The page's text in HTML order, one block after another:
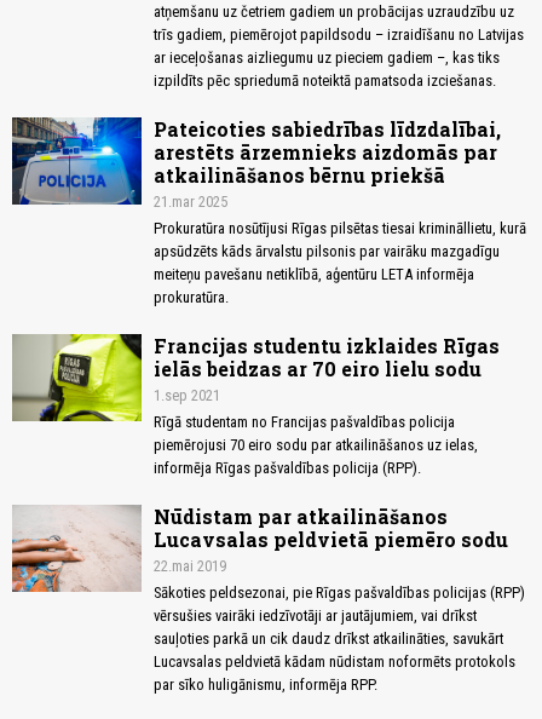
atņemšanu uz četriem gadiem un probācijas uzraudzību uz
trīs gadiem, piemērojot papildsodu – izraidīšanu no Latvijas
ar ieceļošanas aizliegumu uz pieciem gadiem –, kas tiks
izpildīts pēc spriedumā noteiktā pamatsoda izciešanas.
Pateicoties sabiedrības līdzdalībai,
arestēts ārzemnieks aizdomās par
atkailināšanos bērnu priekšā
21.mar 2025
Prokuratūra nosūtījusi Rīgas pilsētas tiesai krimināllietu, kurā
apsūdzēts kāds ārvalstu pilsonis par vairāku mazgadīgu
meiteņu pavešanu netiklībā, aģentūru LETA informēja
prokuratūra.
Francijas studentu izklaides Rīgas
ielās beidzas ar 70 eiro lielu sodu
1.sep 2021
Rīgā studentam no Francijas pašvaldības policija
piemērojusi 70 eiro sodu par atkailināšanos uz ielas,
informēja Rīgas pašvaldības policija (RPP).
Nūdistam par atkailināšanos
Lucavsalas peldvietā piemēro sodu
22.mai 2019
Sākoties peldsezonai, pie Rīgas pašvaldības policijas (RPP)
vērsušies vairāki iedzīvotāji ar jautājumiem, vai drīkst
sauļoties parkā un cik daudz drīkst atkailināties, savukārt
Lucavsalas peldvietā kādam nūdistam noformēts protokols
par sīko huligānismu, informēja RPP.